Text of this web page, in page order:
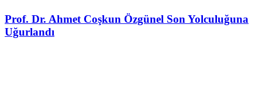
Prof. Dr. Ahmet Coşkun Özgünel Son Yolculuğuna
Uğurlandı